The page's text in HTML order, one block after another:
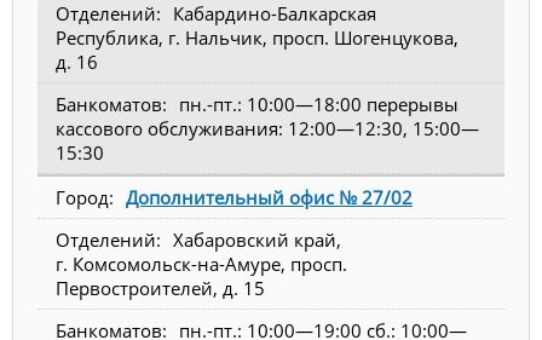
Кабардино-Балкарская
Республика, г. Нальчик, просп. Шогенцукова,
д. 16
пн.-пт.: 10:00—18:00 перерывы
кассового обслуживания: 12:00—12:30, 15:00—
15:30
Дополнительный офис № 27/02
Хабаровский край,
г. Комсомольск-на-Амуре, просп.
Первостроителей, д. 15
пн.-пт.: 10:00—19:00 сб.: 10:00—